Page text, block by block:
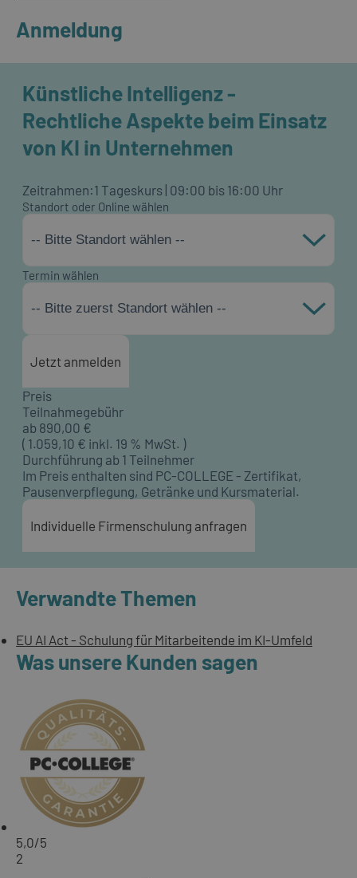
Anmeldung
Künstliche Intelligenz -
Rechtliche Aspekte beim Einsatz
von KI in Unternehmen
Zeitrahmen:1 Tageskurs | 09:00 bis 16:00 Uhr
Standort oder Online wählen
-- Bitte Standort wählen --
Termin wählen
-- Bitte zuerst Standort wählen --
Jetzt anmelden
Preis
Teilnahmegebühr
ab 890,00 €
( 1.059,10 € inkl. 19 % MwSt. )
Durchführung ab 1 Teilnehmer
Im Preis enthalten sind PC-COLLEGE - Zertifikat,
Pausenverpflegung, Getränke und Kursmaterial.
Individuelle Firmenschulung anfragen
Verwandte Themen
EU AI Act - Schulung für Mitarbeitende im KI-Umfeld
Was unsere Kunden sagen
5,0/5
2